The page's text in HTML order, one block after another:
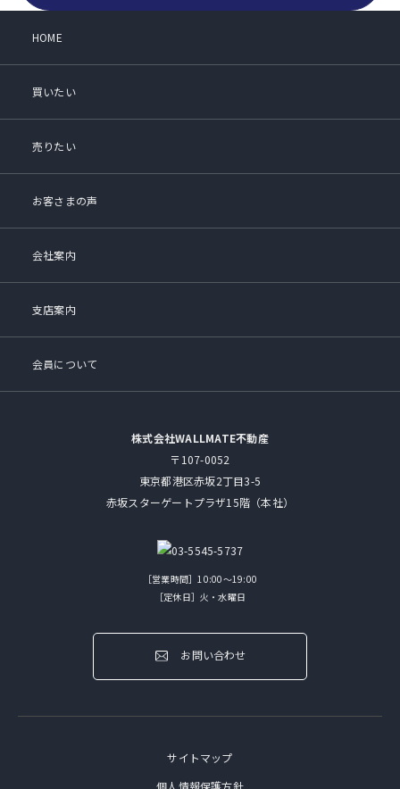
HOME
買いたい
売りたい
お客さまの声
会社案内
支店案内
会員について
株式会社WALLMATE不動産
〒107-0052
東京都港区赤坂2丁目3-5
赤坂スターゲートプラザ15階（本社）
［営業時間］10:00～19:00
［定休日］火・水曜日
お問い合わせ
サイトマップ
個人情報保護方針